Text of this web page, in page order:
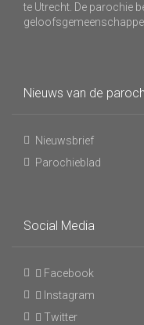
te Utrecht. De parochie
Nieuws van de
Nieuwsbrief
Parochieblad
Social Media
Facebook
Instagram
Twitter